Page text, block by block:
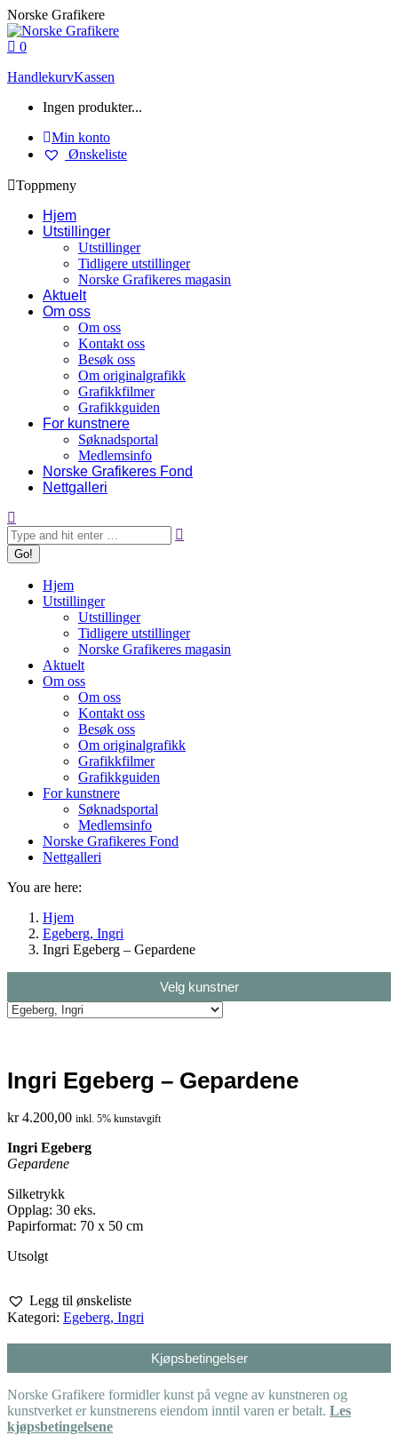
Skip
to
content
Norske Grafikere
0
HandlekurvKassen
Ingen produkter...
Min konto
Ønskeliste
Toppmeny
Hjem
Utstillinger
Utstillinger
Tidligere utstillinger
Norske Grafikeres magasin
Aktuelt
Om oss
Om oss
Kontakt oss
Besøk oss
Om originalgrafikk
Grafikkfilmer
Grafikkguiden
For kunstnere
Søknadsportal
Medlemsinfo
Norske Grafikeres Fond
Nettgalleri
Search:
Hjem
Utstillinger
Utstillinger
Tidligere utstillinger
Norske Grafikeres magasin
Aktuelt
Om oss
Om oss
Kontakt oss
Besøk oss
Om originalgrafikk
Grafikkfilmer
Grafikkguiden
For kunstnere
Søknadsportal
Medlemsinfo
Norske Grafikeres Fond
Nettgalleri
You are here:
Hjem
Egeberg, Ingri
Ingri Egeberg – Gepardene
Velg kunstner
Ingri Egeberg – Gepardene
kr4.200,00 inkl. 5% kunstavgift
Ingri Egeberg
Gepardene
Silketrykk
Opplag: 30 eks.
Papirformat: 70 x 50 cm
Utsolgt
Legg til ønskeliste
Kategori: Egeberg, Ingri
Kjøpsbetingelser
Norske Grafikere formidler kunst på vegne av kunstneren og
kunstverket er kunstnerens eiendom inntil varen er betalt. Les
kjøpsbetingelsene